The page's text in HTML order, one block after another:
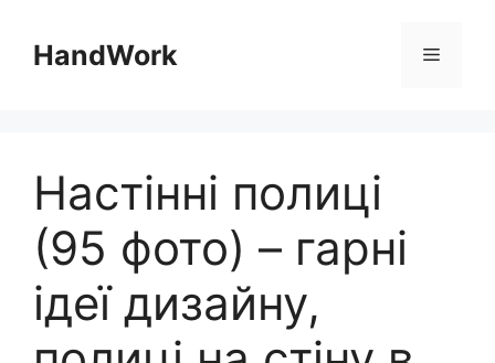
вмістуHandWork Меню
Настінні полиці
(95 фото) – гарні
ідеї дизайну,